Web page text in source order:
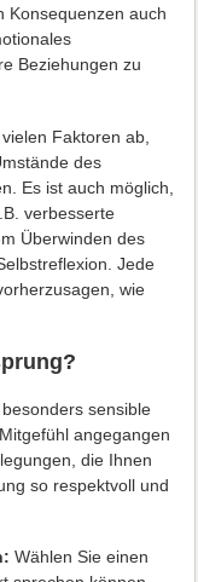
Konsequenzen auch
Beziehungen zu
Faktoren ab,
des
Es ist auch möglich,
verbesserte
Überwinden des
Jede
wie
sensible
angegangen
die Ihnen
so respektvoll und
Wählen Sie einen